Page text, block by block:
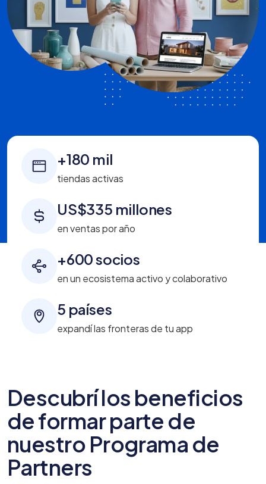
+180 mil
tiendas activas
US$335 millones
en ventas por año
+600 socios
en un ecosistema activo y colaborativo
5 países
expandí las fronteras de tu app
Descubrí los beneficios
de formar parte de
nuestro Programa de
Partners